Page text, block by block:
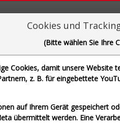
Motoren Werke AG und
Airbus SE (Echtzeit Euro)
Cookies und
(Bitte wählen Sie Ihre
Cookies, damit unsere Website
z. B. für eingebettete
auf Ihrem Gerät gespeichert
übermittelt werden. Eine